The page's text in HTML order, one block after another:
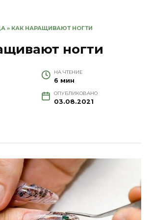
» КАК НАРАЩИВАЮТ НОГТИ
ногти
НА ЧТЕНИЕ
6 мин
ОПУБЛИКОВАНО
03.08.2021